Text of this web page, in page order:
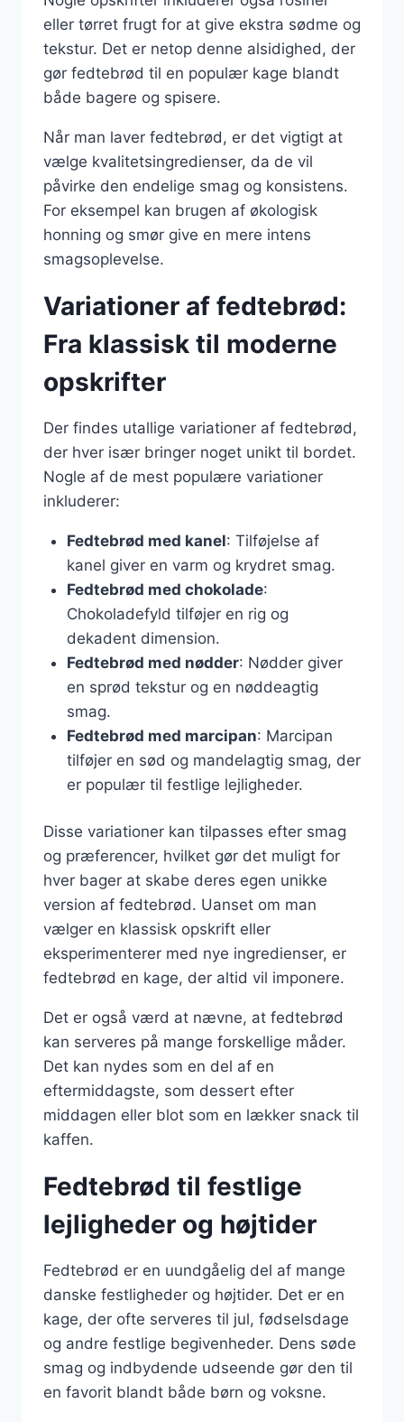
eller tørret frugt for at give ekstra sødme og
tekstur. Det er netop denne alsidighed, der
gør fedtebrød til en populær kage blandt
både bagere og spisere.
Når man laver fedtebrød, er det vigtigt at
vælge kvalitetsingredienser, da de vil
påvirke den endelige smag og konsistens.
For eksempel kan brugen af økologisk
honning og smør give en mere intens
smagsoplevelse.
Variationer af fedtebrød:
Fra klassisk til moderne
opskrifter
Der findes utallige variationer af fedtebrød,
der hver især bringer noget unikt til bordet.
Nogle af de mest populære variationer
inkluderer:
Fedtebrød med kanel: Tilføjelse af
kanel giver en varm og krydret smag.
Fedtebrød med chokolade:
Chokoladefyld tilføjer en rig og
dekadent dimension.
Fedtebrød med nødder: Nødder giver
en sprød tekstur og en nøddeagtig
smag.
Fedtebrød med marcipan: Marcipan
tilføjer en sød og mandelagtig smag, der
er populær til festlige lejligheder.
Disse variationer kan tilpasses efter smag
og præferencer, hvilket gør det muligt for
hver bager at skabe deres egen unikke
version af fedtebrød. Uanset om man
vælger en klassisk opskrift eller
eksperimenterer med nye ingredienser, er
fedtebrød en kage, der altid vil imponere.
Det er også værd at nævne, at fedtebrød
kan serveres på mange forskellige måder.
Det kan nydes som en del af en
eftermiddagste, som dessert efter
middagen eller blot som en lækker snack til
kaffen.
Fedtebrød til festlige
lejligheder og højtider
Fedtebrød er en uundgåelig del af mange
danske festligheder og højtider. Det er en
kage, der ofte serveres til jul, fødselsdage
og andre festlige begivenheder. Dens søde
smag og indbydende udseende gør den til
en favorit blandt både børn og voksne.